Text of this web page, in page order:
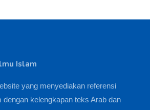
Islam
yang menyediakan referensi
dengan kelengkapan teks Arab dan